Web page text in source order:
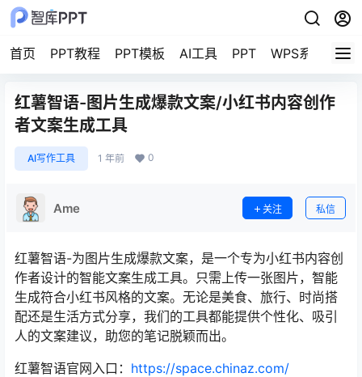
首页 PPT教程 PPT模板 AI工具 PPT WPS系列教程
红薯智语-图片生成爆款文案/小红书内容创作
者文案生成工具
AI写作工具 1 年前 0
Ame 关注 私信
红薯智语-为图片生成爆款文案，是一个专为小红书内容创
作者设计的智能文案生成工具。只需上传一张图片，智能
生成符合小红书风格的文案。无论是美食、旅行、时尚搭
配还是生活方式分享，我们的工具都能提供个性化、吸引
人的文案建议，助您的笔记脱颖而出。
红薯智语官网入口： https://space.chinaz.com/